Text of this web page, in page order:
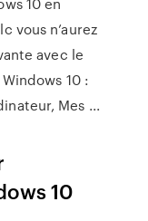
vous n’aurez
avec le
10 :
Mes ...
10